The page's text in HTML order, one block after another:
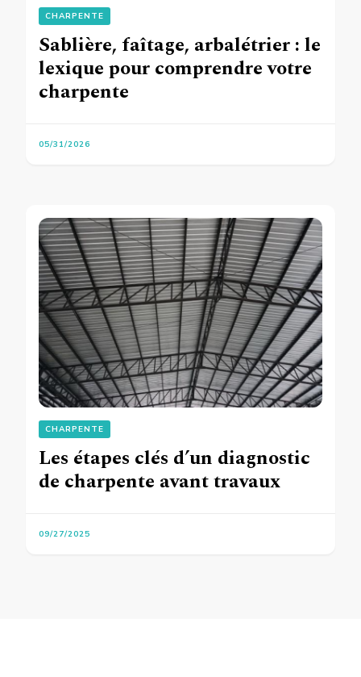
CHARPENTE
Sablière, faîtage, arbalétrier : le
lexique pour comprendre votre
charpente
05/31/2026
CHARPENTE
Les étapes clés d’un diagnostic
de charpente avant travaux
09/27/2025